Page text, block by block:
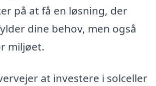
på at få en løsning, der
dine behov, men også
miljøet.
at investere i solceller